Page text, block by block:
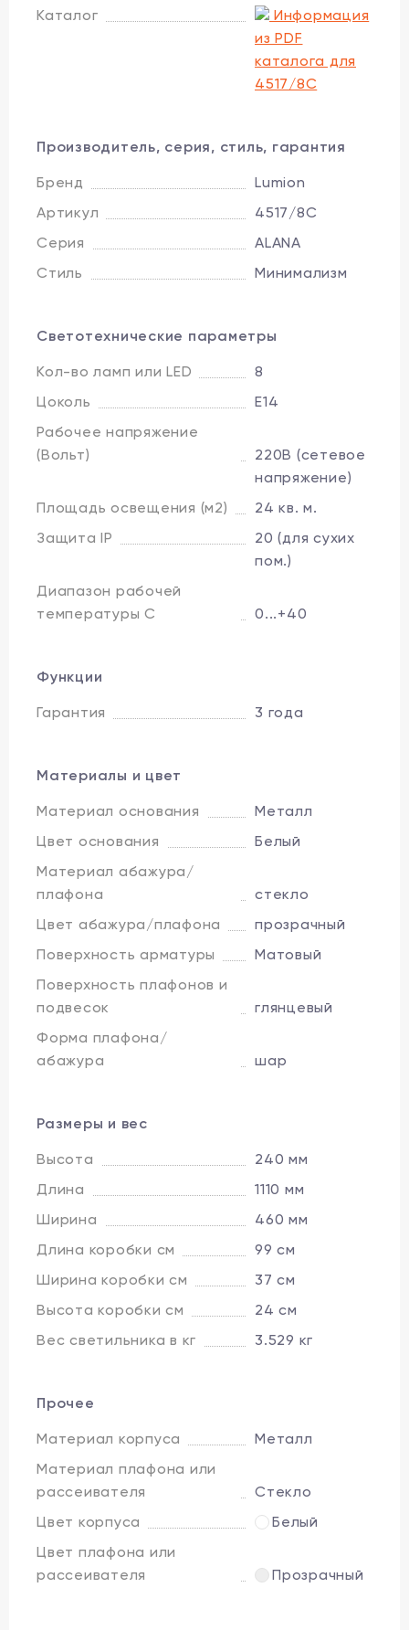
Каталог
Информация
из PDF
каталога для
4517/8C
Производитель, серия, стиль, гарантия
Бренд
Lumion
Артикул
4517/8C
Серия
ALANA
Стиль
Минимализм
Светотехнические параметры
Кол-во ламп или LED
8
Цоколь
E14
Рабочее напряжение
(Вольт)
220В (сетевое
напряжение)
Площадь освещения (м2)
24 кв. м.
Защита IP
20 (для сухих
пом.)
Диапазон рабочей
температуры C
0...+40
Функции
Гарантия 3 года
Материалы и цвет
Материал основания
Металл
Цвет основания
Белый
Материал абажура/
плафона
стекло
Цвет абажура/плафона
прозрачный
Поверхность арматуры
Матовый
Поверхность плафонов и
подвесок
глянцевый
Форма плафона/
абажура
шар
Размеры и вес
Высота
240 мм
Длина
1110 мм
Ширина
460 мм
Длина коробки см
99 см
Ширина коробки см
37 см
Высота коробки см
24 см
Вес светильника в кг
3.529 кг
Прочее
Материал корпуса
Металл
Материал плафона или
рассеивателя
Стекло
Цвет корпуса
Белый
Цвет плафона или
рассеивателя
Прозрачный